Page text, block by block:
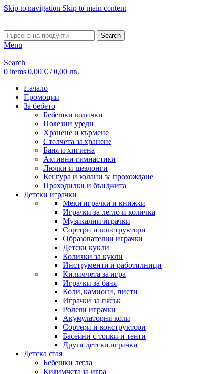
Skip to navigation Skip to main content
Search
Menu
Search
0 items 0,00 € / 0,00 лв.
Начало
Промоции
За бебето
Бебешки колички
Полезни уреди
Хранене и кърмене
Столчета за хранене
Баня и хигиена
Активни гимнастики
Люлки и шезлонги
Кенгура и колани за прохождане
Проходилки и бънджита
Детски играчки
Меки играчки и книжки
Играчки за легло и количка
Музикални играчки
Сортери и конструктори
Образователни играчки
Детски кукли
Колички за кукли
Инструменти и работилници
Килимчета за игра
Играчки за баня
Коли, камиони, писти
Играчки за пясък
Ролеви играчки
Акумулаторни коли
Сортери и конструктори
Басейни с топки и тенти
Други детски играчки
Детска стая
Бебешки легла
Килимчета за игра